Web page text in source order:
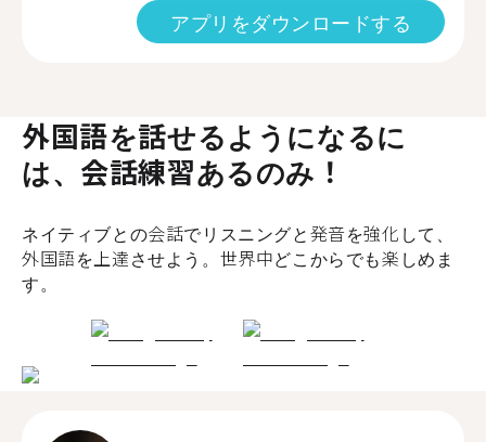
アプリをダウンロードする
外国語を話せるようになるに
は、会話練習あるのみ！
ネイティブとの会話でリスニングと発音を強化して、
外国語を上達させよう。世界中どこからでも楽しめま
す。